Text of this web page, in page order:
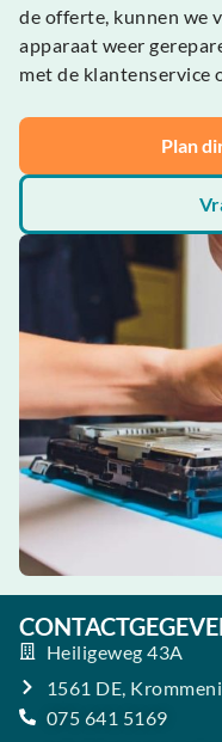
de offerte, kunnen we
apparaat weer
met de klantenservice
Plan
Heiligeweg 43A
1561 DE,
075 641 5169